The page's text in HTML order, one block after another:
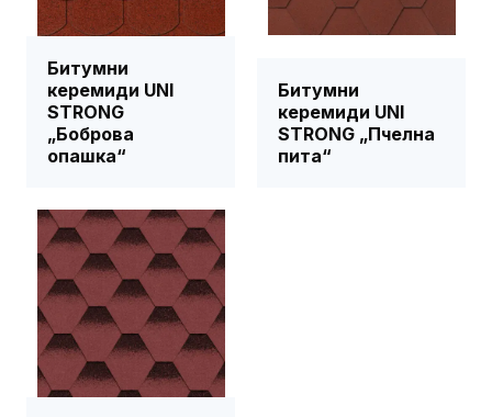
Битумни
керемиди UNI
STRONG
„Боброва
опашка“
Битумни
керемиди UNI
STRONG „Пчелна
пита“